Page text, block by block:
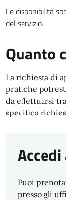
Le disponibilità
del servizio.
Quanto
La richiesta di
pratiche
da effettuarsi
specifica
Puoi
presso gli